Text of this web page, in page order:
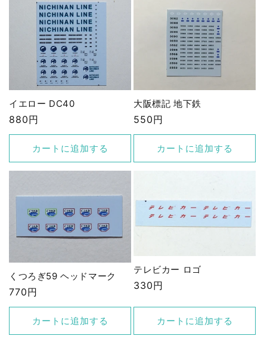
イエロー DC40
通
常
格
880円
カートに追加する
大阪標記 地下鉄
通
常
格
550円
カートに追加する
くつろぎ59 ヘッドマーク
通
常
格
770円
カートに追加する
テレビカー ロゴ
通
330円
カートに追加する